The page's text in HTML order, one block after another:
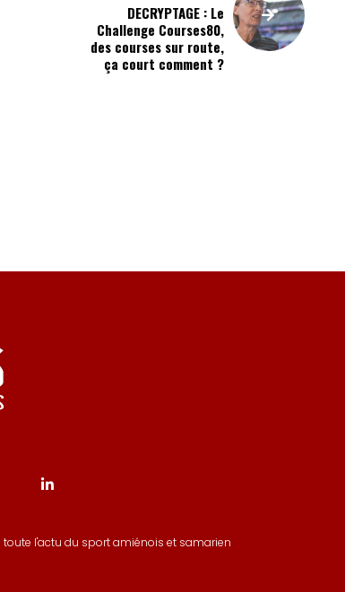
DECRYPTAGE : Le
Challenge Courses80,
des courses sur route,
ça court comment ?
l'actu du sport amiénois et samarien